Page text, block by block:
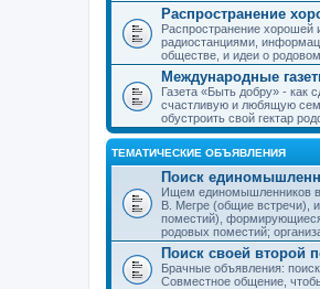
Распространение
Распространение хорошей
радиостанциями,
обществе, и идеи о
Международные
Газета «Быть добру» - как
счастливую и любящую
обустроить свой гектар
ТЕМАТИЧЕСКИЕ ОБЪЯВЛЕНИЯ
Поиск
Ищем единомышленников в
В. Мегре (общие встречи),
поместий),
родовых поместий;
Поиск своей второй
Брачные объявления:
Совместное общение,